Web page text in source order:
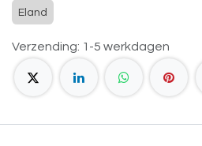
Eland
Verzending: 1-5 werkdagen